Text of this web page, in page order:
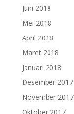
Juni 2018
Mei 2018
April 2018
Maret 2018
Januari 2018
Desember 2017
November 2017
Oktober 2017